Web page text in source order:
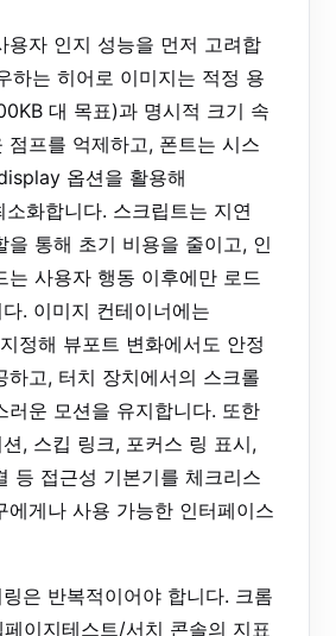
용자 인지 성능을 먼저 고려합
하는 히어로 이미지는 적정 용
대 목표)과 명시적 크기 속
점프를 억제하고, 폰트는 시스
옵션을 활용해
소화합니다. 스크립트는 지연
을 통해 초기 비용을 줄이고, 인
는 사용자 행동 이후에만 로드
. 이미지 컨테이너에는
정해 뷰포트 변화에서도 안정
하고, 터치 장치에서의 스크롤
러운 모션을 유지합니다. 또한
, 스킵 링크, 포커스 링 표시,
등 접근성 기본기를 체크리스
에게나 사용 가능한 인터페이스
은 반복적이어야 합니다. 크롬
이지테스트/서치 콘솔의 지표